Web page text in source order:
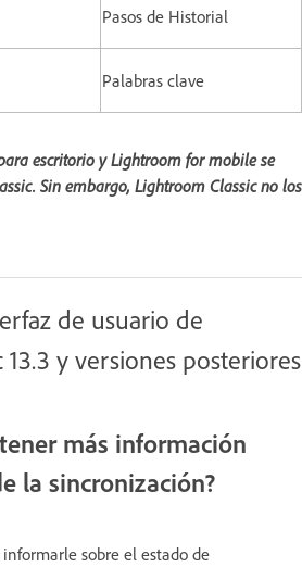
Pasos de Historial
Palabras clave
escritorio y Lightroom for mobile se
Sin embargo, Lightroom Classic no los
de usuario de
y versiones posteriores
más información
la sincronización?
sobre el estado de